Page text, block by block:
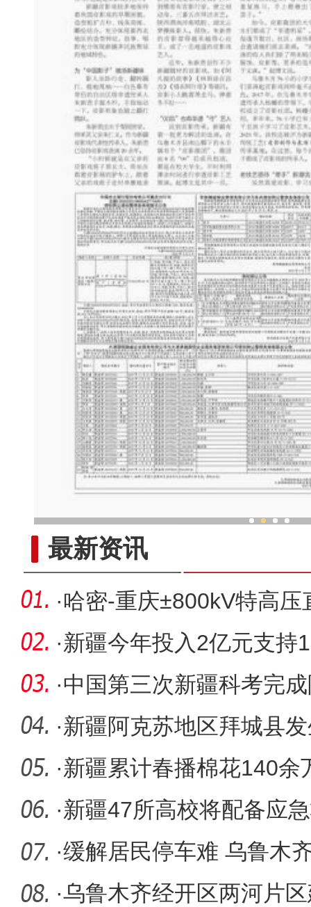
最新资讯
·哈密-重庆±800kV特高
率先具
·新疆今年投入2亿元支持
化
·中国第三次新疆科考完
工作 年轻
·新疆阿克苏地区拜城县
度15千
·新疆累计春播棉花140余
·新疆47所高校将配备应
·缓解居民停车难 乌鲁木
区“挤”出
·乌鲁木齐经开区两河片